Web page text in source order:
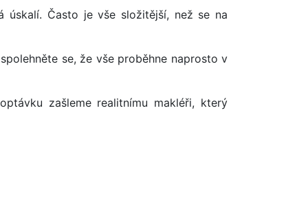
úskalí. Často je vše složitější, než se na
se, že vše proběhne naprosto v
zašleme realitnímu makléři, který